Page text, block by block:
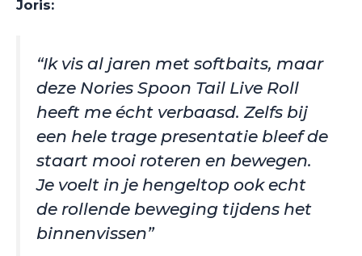
Joris:
“Ik vis al jaren met softbaits, maar
deze Nories Spoon Tail Live Roll
heeft me écht verbaasd. Zelfs bij
een hele trage presentatie bleef de
staart mooi roteren en bewegen.
Je voelt in je hengeltop ook echt
de rollende beweging tijdens het
binnenvissen”